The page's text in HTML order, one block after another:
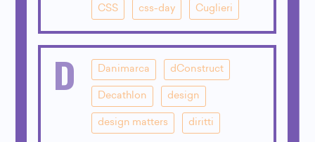
CSS css-day Cuglieri
D Danimarca dConstruct
Decathlon design
design matters diritti